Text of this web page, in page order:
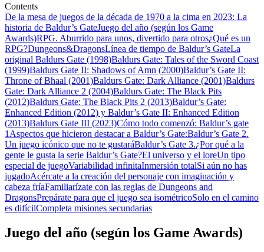
Contents
De la mesa de juegos de la década de 1970 a la cima en 2023: La
historia de Baldur’s GateJuego del año (según los Game
Awards)RPG. Aburrido para unos, divertido para otros¿Qué es un
RPG?Dungeons&DragonsLínea de tiempo de Baldur’s GateLa
original Baldurs Gate (1998)Baldurs Gate: Tales of the Sword Coast
(1999)Baldurs Gate II: Shadows of Amn (2000)Baldur’s Gate II:
Throne of Bhaal (2001)Baldurs Gate: Dark Alliance (2001)Baldurs
Gate: Dark Alliance 2 (2004)Baldurs Gate: The Black Pits
(2012)Baldurs Gate: The Black Pits 2 (2013)Baldur’s Gate:
Enhanced Edition (2012) y Baldur’s Gate II: Enhanced Edition
(2013)Baldurs Gate III (2023)Cómo todo comenzó: Baldur’s gate
1 Aspectos que hicieron destacar a Baldur’s Gate:Baldur’s Gate 2.
Un juego icónico que no te gustaráBaldur’s Gate 3.¿Por qué a la
gente le gusta la serie Baldur’s Gate?El universo y el loreUn tipo
especial de juegoVariabilidad infinitaInmersión totalSi aún no has
jugadoAcércate a la creación del personaje con imaginación y
cabeza fríaFamiliarízate con las reglas de Dungeons and
DragonsPrepárate para que el juego sea isométricoSolo en el camino
es difícilCompleta misiones secundarias
Juego del año (según los Game Awards)